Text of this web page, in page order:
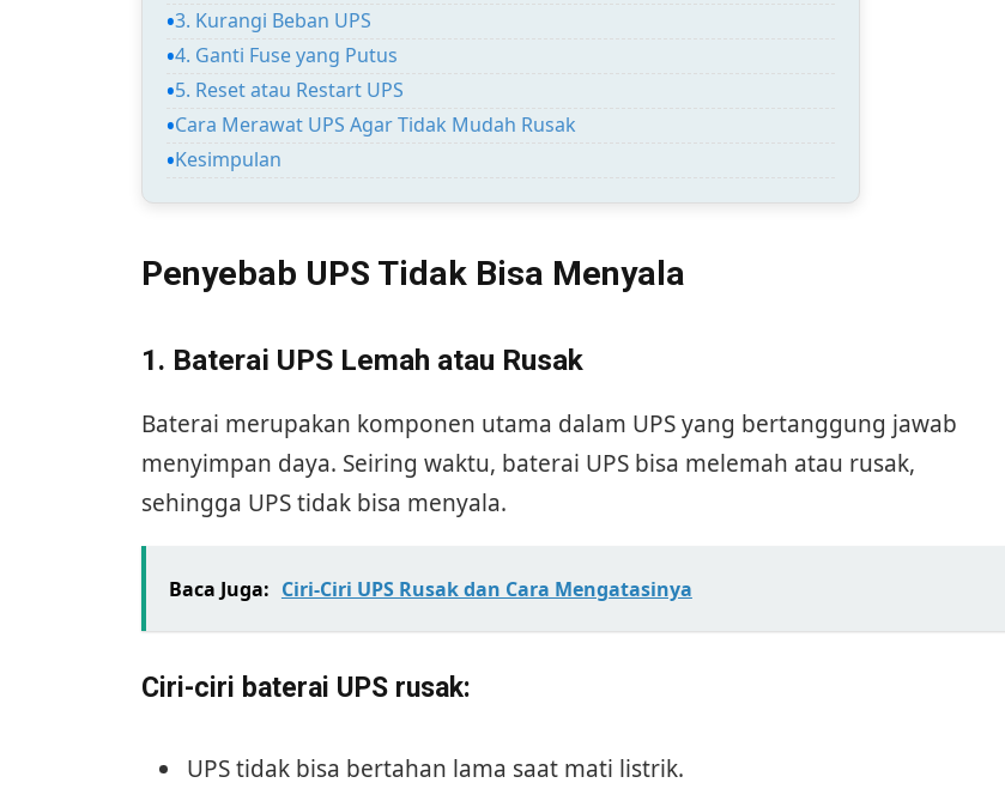
3. Kurangi Beban UPS
4. Ganti Fuse yang Putus
5. Reset atau Restart UPS
Cara Merawat UPS Agar Tidak Mudah Rusak
Kesimpulan
Penyebab UPS Tidak Bisa Menyala
1. Baterai UPS Lemah atau Rusak
Baterai merupakan komponen utama dalam UPS yang bertanggung jawab
menyimpan daya. Seiring waktu, baterai UPS bisa melemah atau rusak,
sehingga UPS tidak bisa menyala.
Baca Juga: Ciri-Ciri UPS Rusak dan Cara Mengatasinya
Ciri-ciri baterai UPS rusak:
UPS tidak bisa bertahan lama saat mati listrik.